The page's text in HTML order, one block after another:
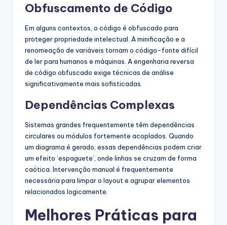
Obfuscamento de Código
Em alguns contextos, o código é obfuscado para
proteger propriedade intelectual. A minificação e a
renomeação de variáveis tornam o código-fonte difícil
de ler para humanos e máquinas. A engenharia reversa
de código obfuscado exige técnicas de análise
significativamente mais sofisticadas.
Dependências Complexas
Sistemas grandes frequentemente têm dependências
circulares ou módulos fortemente acoplados. Quando
um diagrama é gerado, essas dependências podem criar
um efeito ‘espaguete’, onde linhas se cruzam de forma
caótica. Intervenção manual é frequentemente
necessária para limpar o layout e agrupar elementos
relacionados logicamente.
Melhores Práticas para